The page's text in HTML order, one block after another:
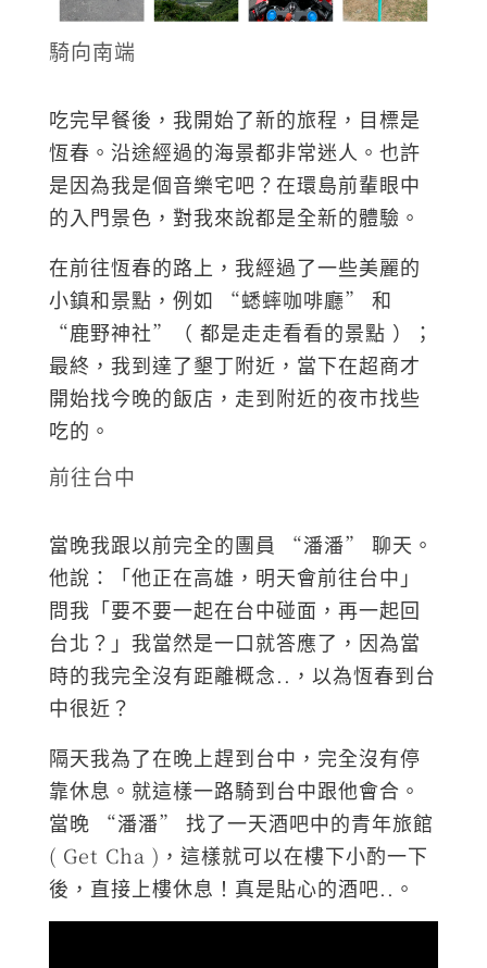
騎向南端
吃完早餐後，我開始了新的旅程，目標是
恆春。沿途經過的海景都非常迷人。也許
是因為我是個音樂宅吧？在環島前輩眼中
的入門景色，對我來說都是全新的體驗。
在前往恆春的路上，我經過了一些美麗的
小鎮和景點，例如 “蟋蟀咖啡廳” 和
“鹿野神社”（ 都是走走看看的景點 ）；
最終，我到達了墾丁附近，當下在超商才
開始找今晚的飯店，走到附近的夜市找些
吃的。
前往台中
當晚我跟以前完全的團員 “潘潘” 聊天。
他說：「他正在高雄，明天會前往台中」
問我「要不要一起在台中碰面，再一起回
台北？」我當然是一口就答應了，因為當
時的我完全沒有距離概念..，以為恆春到台
中很近？
隔天我為了在晚上趕到台中，完全沒有停
靠休息。就這樣一路騎到台中跟他會合。
當晚 “潘潘” 找了一天酒吧中的青年旅館
( Get Cha )，這樣就可以在樓下小酌一下
後，直接上樓休息！真是貼心的酒吧..。